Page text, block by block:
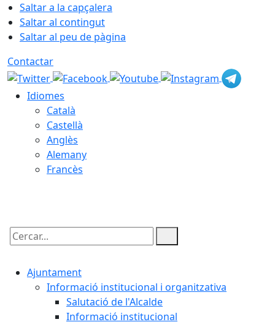
Saltar a la capçalera
Saltar al contingut
Saltar al peu de pàgina
Contactar
Idiomes
Català
Castellà
Anglès
Alemany
Francès
Cercar:
Ajuntament
Informació institucional i organitzativa
Salutació de l'Alcalde
Informació institucional